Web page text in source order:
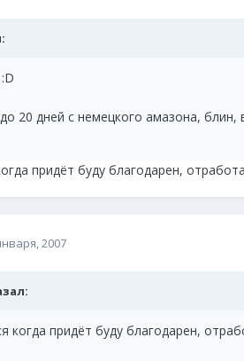
20 дней с немецкого амазона,
придёт буду благодарен,
2007
когда придёт буду благодарен,